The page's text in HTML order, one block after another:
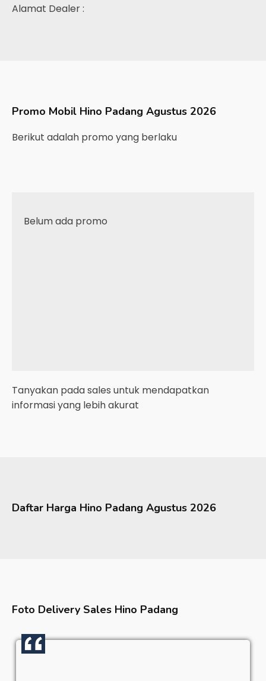
Alamat Dealer :
Promo Mobil Hino Padang Agustus 2026
Berikut adalah promo yang berlaku
Belum ada promo
Tanyakan pada sales untuk mendapatkan
informasi yang lebih akurat
Daftar Harga Hino Padang Agustus 2026
Foto Delivery Sales Hino Padang